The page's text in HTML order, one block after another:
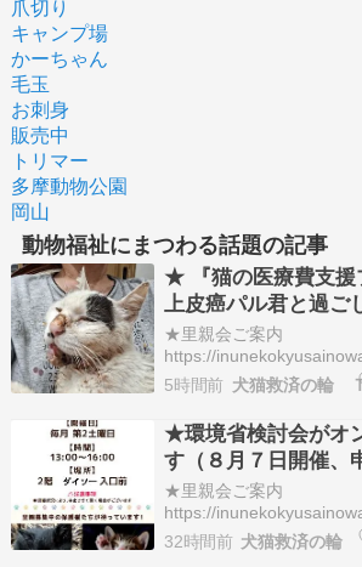
爪切り
キャンプ場
かーちゃん
毛玉
お刺身
販売中
トリマー
多摩動物公園
岡山
動物福祉にまつわる話題の記事
★ 『猫の医療費支援
上皮癌パル君と過ご
★里親会ご案内
https://
写真、条件等は、ホーム
え、ご家族お揃いでお
のいないお宅では、寂し
願いしています。里親
5時間前 犬猫救済の輪
★環境省検討会がオ
す（８月７日開催、
１７時まで） イエ
最後まで見届けまし
★里親会ご案内
https://
写真、条件等は、ホーム
え、ご家族お揃いでお出
32時間前